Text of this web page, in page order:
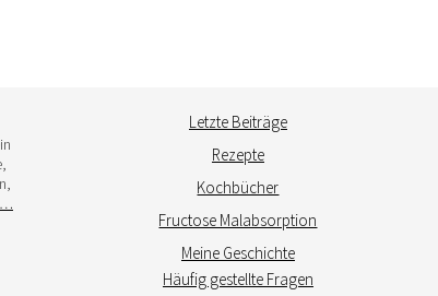
…
Letzte Beiträge
Rezepte
Kochbücher
Fructose Malabsorption
Meine Geschichte
Häufig gestellte Fragen